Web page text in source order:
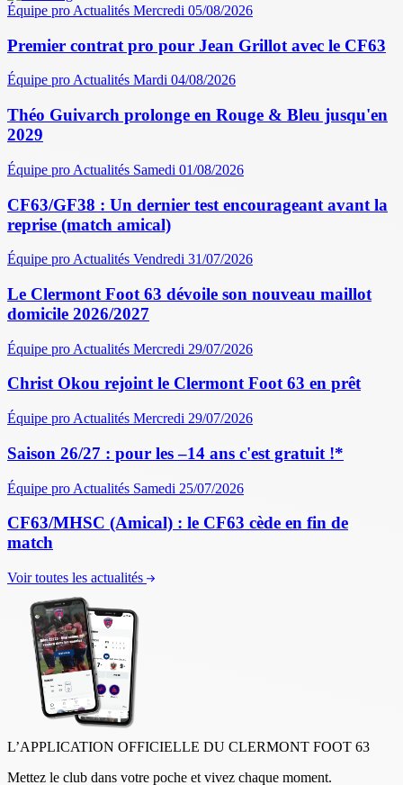
Équipe pro Actualités Mercredi 05/08/2026
Premier contrat pro pour Jean Grillot avec le CF63
Équipe proActualités Mardi 04/08/2026
Théo Guivarch prolonge en Rouge & Bleu jusqu'en
2029
Équipe pro Actualités Samedi 01/08/2026
CF63/GF38 : Un dernier test encourageant avant la
reprise (match amical)
Équipe pro Actualités Vendredi 31/07/2026
Le Clermont Foot 63 dévoile son nouveau maillot
domicile 2026/2027
Équipe pro Actualités Mercredi 29/07/2026
Christ Okou rejoint le Clermont Foot 63 en prêt
Équipe pro Actualités Mercredi 29/07/2026
Saison 26/27 : pour les –14 ans c'est gratuit !*
Équipe pro Actualités Samedi 25/07/2026
CF63/MHSC (Amical) : le CF63 cède en fin de
match
Voir toutes les actualités
L’APPLICATION OFFICIELLE DU CLERMONT FOOT 63
Mettez le club dans votre poche et vivez chaque moment.